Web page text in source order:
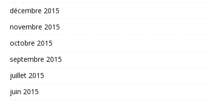
décembre 2015
novembre 2015
octobre 2015
septembre 2015
juillet 2015
juin 2015